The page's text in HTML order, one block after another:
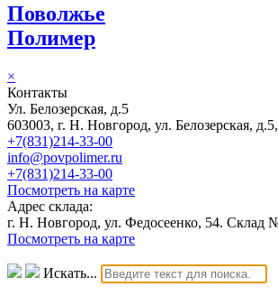
Поволжье
Полимер
×
Контакты
Ул. Белозерская, д.5
603003, г. Н. Новгород, ул. Белозерская,
+7(831)214-33-00
info@povpolimer.ru
+7(831)214-33-00
Посмотреть на карте
Адрес склада:
г. Н. Новгород, ул. Федосеенко, 54. Склад
Посмотреть на карте
Искать...